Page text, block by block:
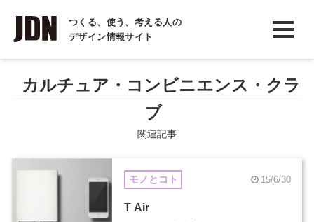
つくる、使う、考える人の
デザイン情報サイト
INTERVIEW
インタビュー
REPORT
レポート
カルチュア・コンビニエンス・クラ
ブ
関連記事
モノとコト 15/6/30
T Air